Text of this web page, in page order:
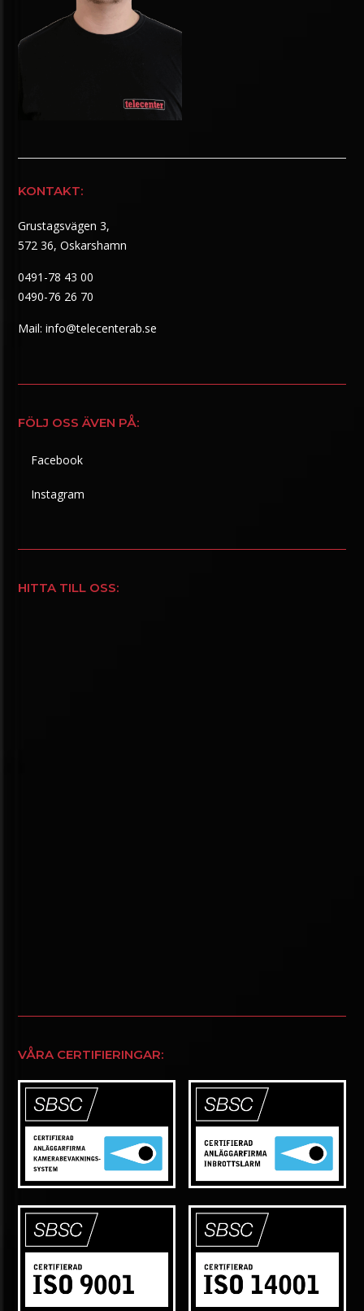
KONTAKT:
Grustagsvägen 3,
572 36, Oskarshamn
0491-78 43 00
0490-76 26 70
Mail: info@telecenterab.se
FÖLJ OSS ÄVEN PÅ:
Facebook
Instagram
HITTA TILL OSS:
VÅRA CERTIFIERINGAR: